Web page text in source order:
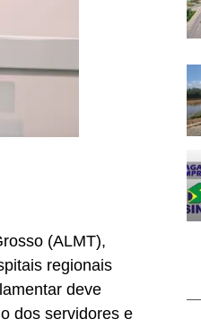
(ALMT),
regionais
deve
dos servidores e